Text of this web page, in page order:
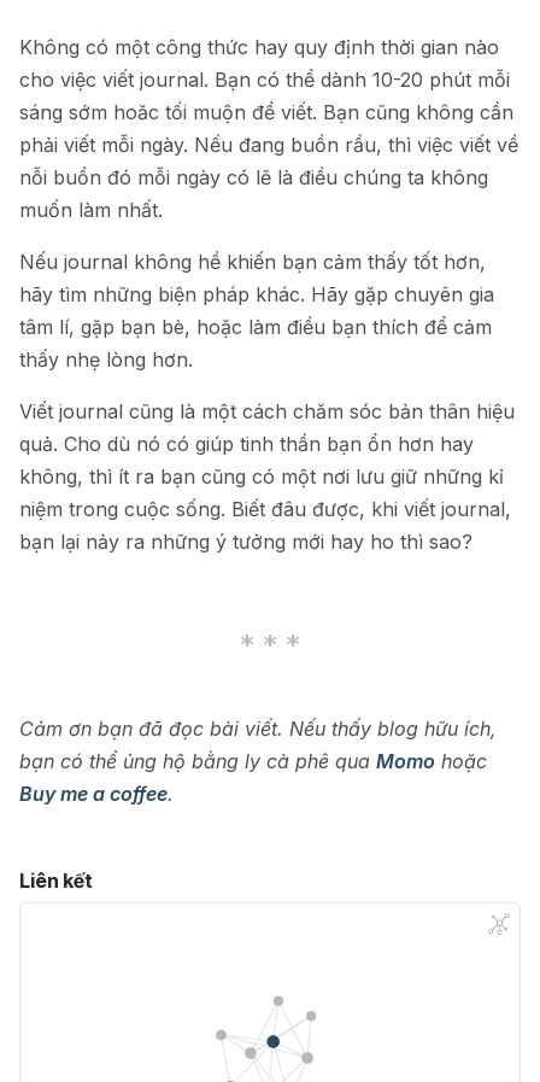
Không có một công thức hay quy định thời gian nào
cho việc viết journal. Bạn có thể dành 10-20 phút mỗi
sáng sớm hoăc tối muộn để viết. Bạn cũng không cần
phải viết mỗi ngày. Nếu đang buồn rầu, thì việc viết về
nỗi buồn đó mỗi ngày có lẽ là điều chúng ta không
muốn làm nhất.
Nếu journal không hề khiến bạn cảm thấy tốt hơn,
hãy tìm những biện pháp khác. Hãy gặp chuyên gia
tâm lí, gặp bạn bè, hoặc làm điều bạn thích để cảm
thấy nhẹ lòng hơn.
Viết journal cũng là một cách chăm sóc bản thân hiệu
quả. Cho dù nó có giúp tinh thần bạn ổn hơn hay
không, thì ít ra bạn cũng có một nơi lưu giữ những kỉ
niệm trong cuộc sống. Biết đâu được, khi viết journal,
bạn lại nảy ra những ý tưởng mới hay ho thì sao?
Cảm ơn bạn đã đọc bài viết. Nếu thấy blog hữu ích,
bạn có thể ủng hộ bằng ly cà phê qua Momo hoặc
Buy me a coffee.
Liên kết